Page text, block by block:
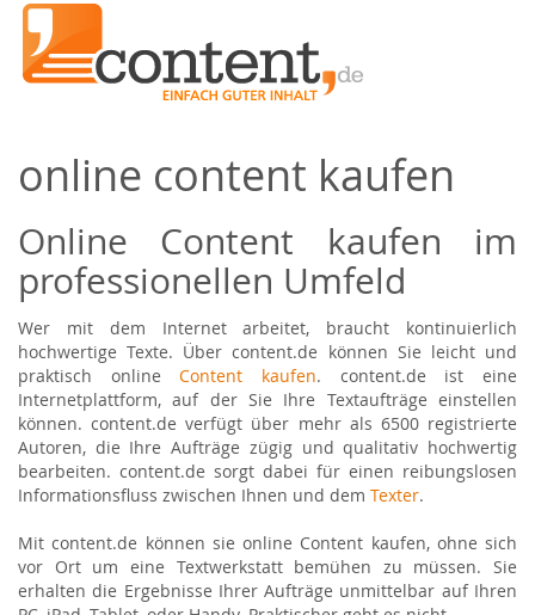
online content kaufen
Online Content kaufen im
professionellen Umfeld
Wer mit dem Internet arbeitet, braucht kontinuierlich
hochwertige Texte. Über content.de können Sie leicht und
praktisch onlineContent kaufen. content.de ist eine
Internetplattform, auf der Sie Ihre Textaufträge einstellen
können. content.de verfügt über mehr als 6500 registrierte
Autoren, die Ihre Aufträge zügig und qualitativ hochwertig
bearbeiten. content.de sorgt dabei für einen reibungslosen
Informationsfluss zwischen Ihnen und dem Texter.
Mit content.de können sie online Content kaufen, ohne sich
vor Ort um eine Textwerkstatt bemühen zu müssen. Sie
erhalten die Ergebnisse Ihrer Aufträge unmittelbar auf Ihren